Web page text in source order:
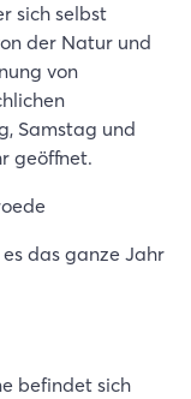
sich selbst
der Natur und
von
Samstag und
geöffnet.
das ganze Jahr
befindet sich